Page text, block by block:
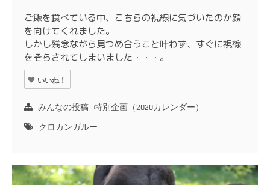
ご飯を食べている中、こちらの視線に気づいたのか顔
を向けてくれました。
しかし残念ながら見つめ合うこと叶わず、すぐに視線
をそらされてしまいました・・・。
いいね！
みんなの投稿 特別企画（2020カレンダー）
クロカンガルー